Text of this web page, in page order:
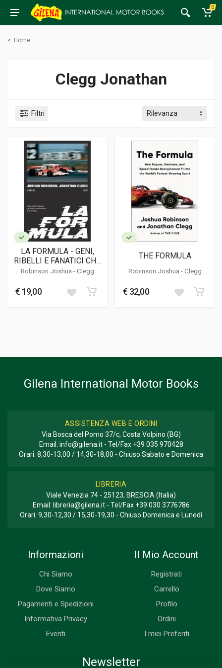
0
< Home
Clegg Jonathan
Filtri
LA FORMULA - GENI,
RIBELLI E FANATICI CHE
HANNO RIVOLUZIONATO
Robinson Joshua -Clegg
€ 19,00
THE FORMULA
Robinson Joshua -Clegg
€ 32,00
Gilena International Motor Books
ASSISTENZA WEB E ORDINI
Via Bosca del Pomo 37/c, Costa Volpino (BG)
Email: info@gilena.it- Tel/Fax +39 035 970428
Orari: 8,30-13,00 / 14,30-18,00 - Chiuso Sabato e Domenica
LIBRERIA
Viale Venezia 74 - 25123, BRESCIA (Italia)
Email: libreria@gilena.it- Tel/Fax +39 030 3776786
Orari: 9,30-12,30 / 15,30-19,30 - Chiuso Domenica e Lunedì
Informazioni
Chi Siamo
Dove Siamo
Pagamenti e Spedizioni
Informativa Privacy
Eventi
Il Mio Account
Registrati
Carrello
Profilo
Ordini
I miei Preferiti
Newsletter